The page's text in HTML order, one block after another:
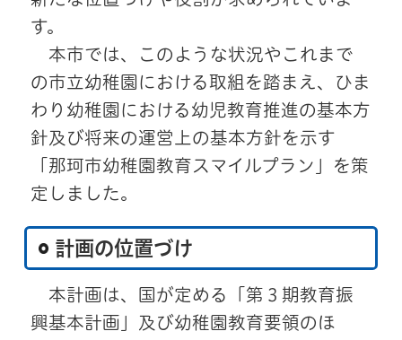
す。
本市では、このような状況やこれまで
の市立幼稚園における取組を踏まえ、ひま
わり幼稚園における幼児教育推進の基本方
針及び将来の運営上の基本方針を示す
「那珂市幼稚園教育スマイルプラン」を策
定しました。
計画の位置づけ
本計画は、国が定める「第３期教育振
興基本計画」及び幼稚園教育要領のほ